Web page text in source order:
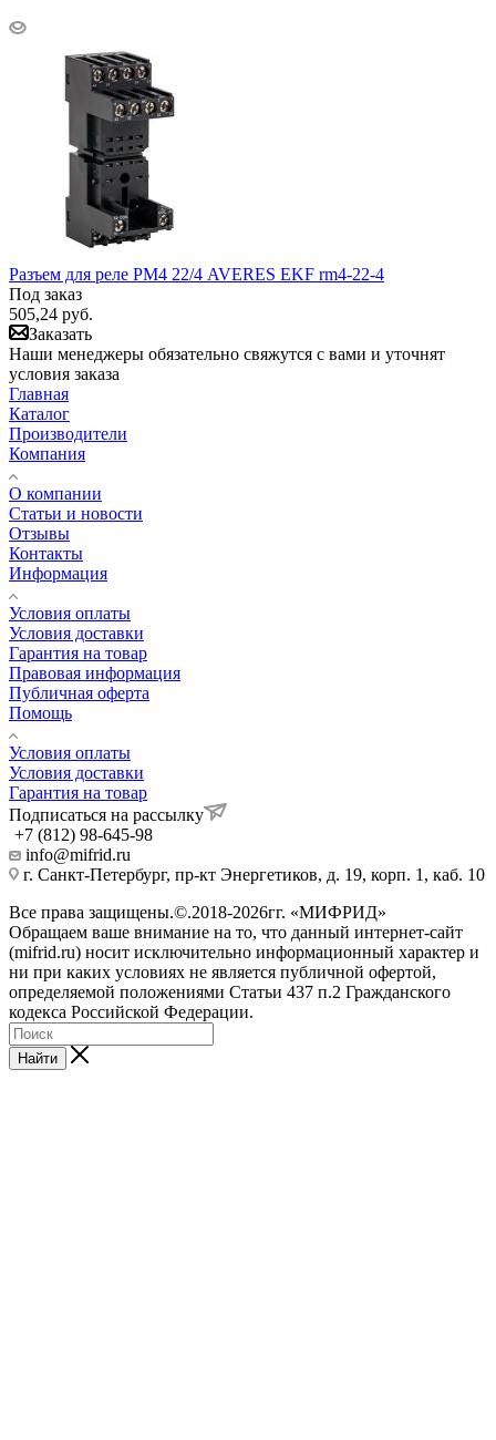
Разъем для реле РМ4 22/4 AVERES EKF rm4-22-4
Под заказ
505,24 руб.
Заказать
Наши менеджеры обязательно свяжутся с вами и уточнят
условия заказа
Главная
Каталог
Производители
Компания
О компании
Статьи и новости
Отзывы
Контакты
Информация
Условия оплаты
Условия доставки
Гарантия на товар
Правовая информация
Публичная оферта
Помощь
Условия оплаты
Условия доставки
Гарантия на товар
Подписаться на рассылку
+7 (812) 98-645-98
info@mifrid.ru
г. Санкт-Петербург, пр-кт Энергетиков, д. 19, корп. 1, каб. 10
Все права защищены.©.2018-2026гг. «МИФРИД»
Обращаем ваше внимание на то, что данный интернет-сайт
(mifrid.ru) носит исключительно информационный характер и
ни при каких условиях не является публичной офертой,
определяемой положениями Статьи 437 п.2 Гражданского
кодекса Российской Федерации.
Найти